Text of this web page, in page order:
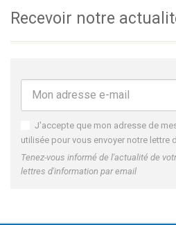
Recevoir notre
J'accepte que mon adresse de
utilisée pour vous envoyer notre lettre
Tenez-vous informé de l'actualité de
lettres d'information par email